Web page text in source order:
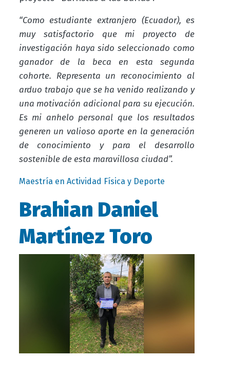
“Como estudiante extranjero (Ecuador), es
muy satisfactorio que mi proyecto de
investigación haya sido seleccionado como
ganador de la beca en esta segunda
cohorte. Representa un reconocimiento al
arduo trabajo que se ha venido realizando y
una motivación adicional para su ejecución.
Es mi anhelo personal que los resultados
generen un valioso aporte en la generación
de conocimiento y para el desarrollo
sostenible de esta maravillosa ciudad”.
Maestría en Actividad Física y Deporte
Brahian Daniel
Martínez Toro